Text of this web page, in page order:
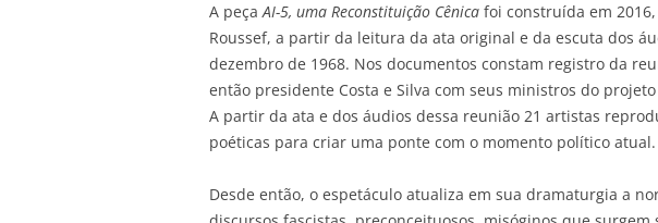
A peça AI-5, uma Reconstituição Cênica foi construída em
Roussef, a partir da leitura da ata original e da escuta dos
dezembro de 1968. Nos documentos constam registro da
então presidente Costa e Silva com seus ministros do
A partir da ata e dos áudios dessa reunião 21 artistas
poéticas para criar uma ponte com o momento político atual.
Desde então, o espetáculo atualiza em sua dramaturgia a